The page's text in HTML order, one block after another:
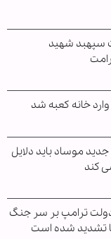
سپهبد شهید
خانه کعبه شد
موساد باید دلایل
کند
ترامپ بر سر جنگ
تشدید شده است